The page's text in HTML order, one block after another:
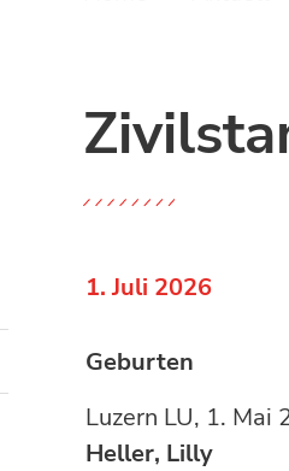
1. Juli 2026
Geburten
Luzern
Heller, Lilly